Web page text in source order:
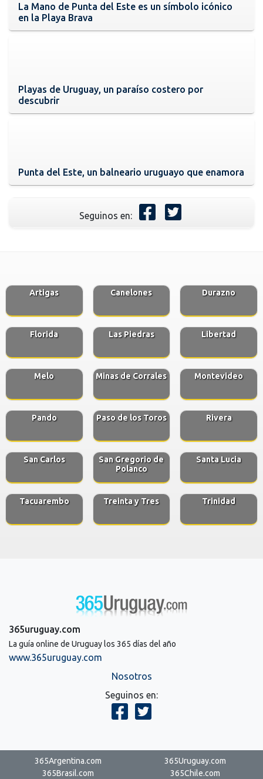
La Mano de Punta del Este es un símbolo icónico
en la Playa Brava
Playas de Uruguay, un paraíso costero por
descubrir
Punta del Este, un balneario uruguayo que enamora
Seguinos en:
Artigas Canelones Durazno
Florida Las Piedras Libertad
Melo Minas de Corrales Montevideo
Pando Paso de los Toros Rivera
San Carlos
San Gregorio de
Polanco
Santa Lucia
Tacuarembo Treinta y Tres Trinidad
365uruguay.com
La guía online de Uruguay los 365 días del año
www.365uruguay.com
Nosotros
Seguinos en:
365Argentina.com
365Uruguay.com
365Brasil.com
365Chile.com